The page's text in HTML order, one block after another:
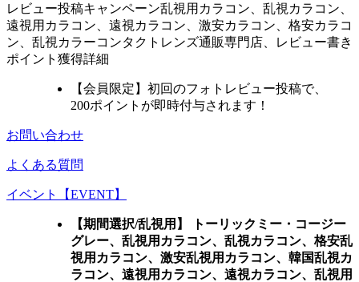
レビュー投稿キャンペーン乱視用カラコン、乱視カラコン、
遠視用カラコン、遠視カラコン、激安カラコン、格安カラコ
ン、乱視カラーコンタクトレンズ通販専門店、レビュー書き
ポイント獲得詳細
【会員限定】初回のフォトレビュー投稿で、
200ポイント が即時付与されます！
お問い合わせ
よくある質問
イベント【EVENT】
【期間選択/乱視用】 トーリックミー・コージー
グレー、乱視用カラコン、乱視カラコン、格安乱
視用カラコン、激安乱視用カラコン、韓国乱視カ
ラコン、遠視用カラコン、遠視カラコン、乱視用